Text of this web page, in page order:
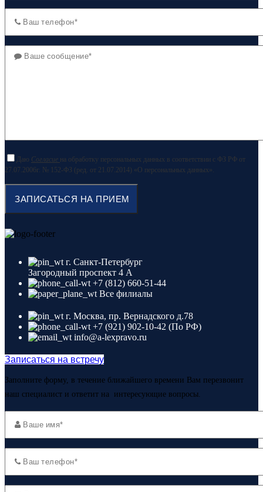
Даю Согласие на обработку персональных данных в соответствии с ФЗ РФ от
27.07.2006г. № 152-ФЗ (ред. от 21.07.2014) «О персональных данных».
г. Санкт-Петербург
Загородный проспект 4 A
+7 (812) 660-51-44
Все филиалы
г. Москва, пр. Вернадского д.78
+7 (921) 902-10-42 (По РФ)
info@a-lexpravo.ru
Записаться на встречу
Заполните форму, в течение ближайшего времени Вам перезвонит
наш специалист и ответит на интересующие вопросы.